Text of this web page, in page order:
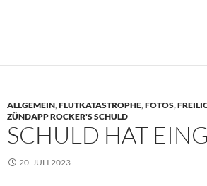
ALLGEMEIN,FLUTKATASTROPHE,FOTOS,
ZÜNDAPP ROCKER'S SCHULD
SCHULD HAT
20. JULI 2023